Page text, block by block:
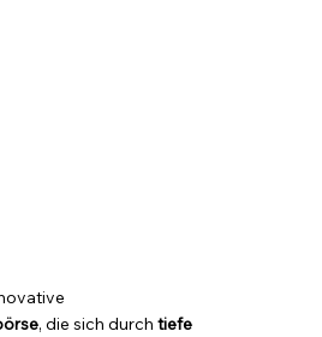
, die sich durch tiefe